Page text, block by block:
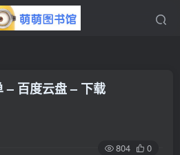
– 百度云盘 – 下载
804 0